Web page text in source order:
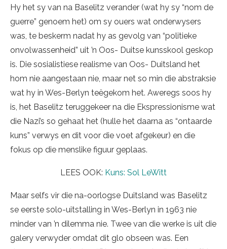
Hy het sy van na Baselitz verander (wat hy sy “nom de
guerre” genoem het) om sy ouers wat onderwysers
was, te beskerm nadat hy as gevolg van “politieke
onvolwassenheid” uit ’n Oos- Duitse kunsskool geskop
is. Die sosialistiese realisme van Oos- Duitsland het
hom nie aangestaan nie, maar net so min die abstraksie
wat hy in Wes-Berlyn teëgekom het. Aweregs soos hy
is, het Baselitz teruggekeer na die Ekspressionisme wat
die Nazi’s so gehaat het (hulle het daarna as “ontaarde
kuns” verwys en dit voor die voet afgekeur) en die
fokus op die menslike figuur geplaas.
LEES OOK: Kuns: Sol LeWitt
Maar selfs vir die na-oorlogse Duitsland was Baselitz
se eerste solo-uitstalling in Wes-Berlyn in 1963 nie
minder van ’n dilemma nie. Twee van die werke is uit die
galery verwyder omdat dit glo obseen was. Een